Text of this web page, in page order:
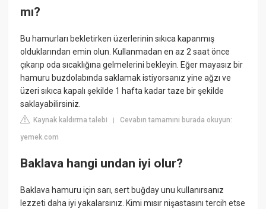
mı?
Bu hamurları bekletirken üzerlerinin sıkıca kapanmış
olduklarından emin olun. Kullanmadan en az 2 saat önce
çıkarıp oda sıcaklığına gelmelerini bekleyin. Eğer mayasız bir
hamuru buzdolabında saklamak istiyorsanız yine ağzı ve
üzeri sıkıca kapalı şekilde 1 hafta kadar taze bir şekilde
saklayabilirsiniz.
Kaynak kaldırma talebi |Cevabın tamamını burada okuyun:
yemek.com
Baklava hangi undan iyi olur?
Baklava hamuru için sarı, sert buğday unu kullanırsanız
lezzeti daha iyi yakalarsınız. Kimi mısır nişastasını tercih etse